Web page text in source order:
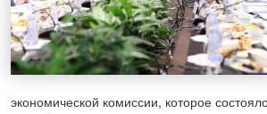
экономической комиссии, которое